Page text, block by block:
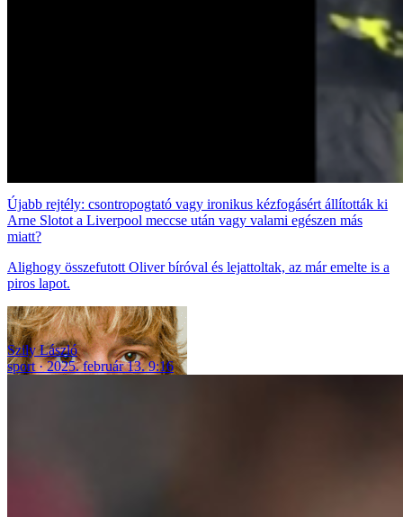
Újabb rejtély: csontropogtató vagy ironikus kézfogásért állították ki
Arne Slotot a Liverpool meccse után vagy valami egészen más
miatt?
Alighogy összefutott Oliver bíróval és lejattoltak, az már emelte is a
piros lapot.
Szily László
sport
2025. február 13. 9:16